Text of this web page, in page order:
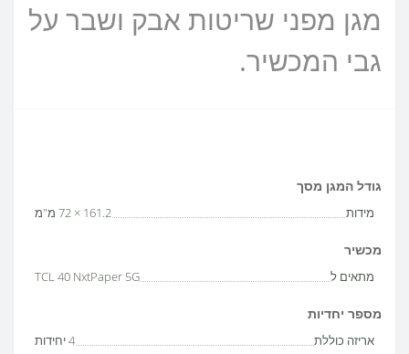
מגן מפני שריטות אבק ושבר על
גבי המכשיר.
גודל המגן מסך
מידות 161.2 × 72 מ"מ
מכשיר
מתאים ל TCL 40 NxtPaper 5G
מספר יחדיות
אריזה כוללת 4 יחידות